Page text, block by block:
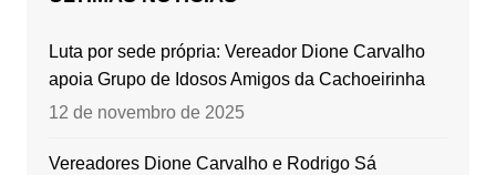
Luta por sede própria: Vereador Dione Carvalho
apoia Grupo de Idosos Amigos da Cachoeirinha
12 de novembro de 2025
Vereadores Dione Carvalho e Rodrigo Sá